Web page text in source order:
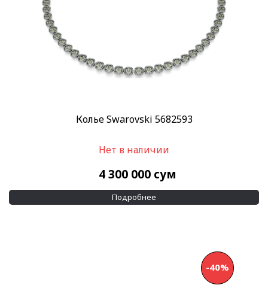
Колье Swarovski 5682593
Нет в наличии
4 300 000 сум
Подробнее
-40%